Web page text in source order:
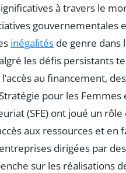
à travers le
gouvernementales
inégalités de genre dans
les défis persistants
au financement,
pour les Femmes
(SFE) ont joué un
aux ressources et en
dirigées par
sur les réalisations